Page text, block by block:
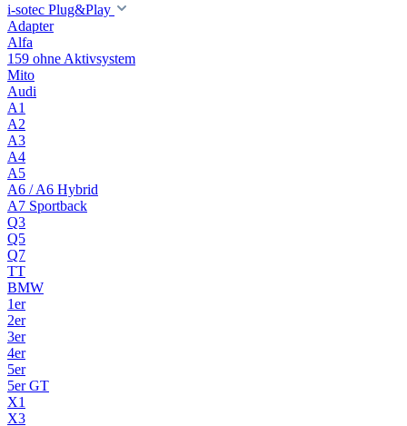
i-sotec Plug&Play
Adapter
Alfa
159 ohne Aktivsystem
Mito
Audi
A1
A2
A3
A4
A5
A6 / A6 Hybrid
A7 Sportback
Q3
Q5
Q7
TT
BMW
1er
2er
3er
4er
5er
5er GT
X1
X3